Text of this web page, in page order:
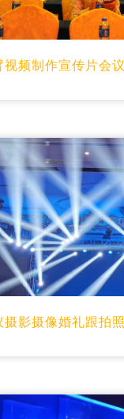
视频制作宣传片会
摄影摄像婚礼跟拍